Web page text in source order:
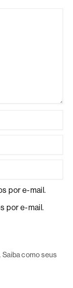
por e-mail.
por e-mail.
Saiba como seus